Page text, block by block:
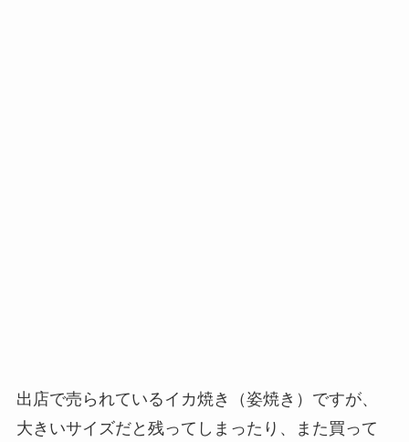
出店で売られているイカ焼き（姿焼き）ですが、
大きいサイズだと残ってしまったり、また買って